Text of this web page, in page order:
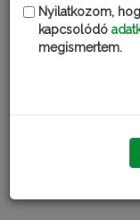
Burgonyavész
PARADICSOM
Nyilatkozom,
kapcsolódó
megismertem.